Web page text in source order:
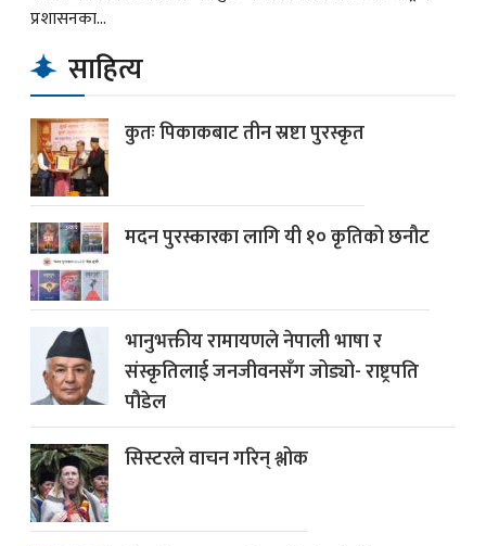
प्रशासनका...
साहित्य
कुतः पिकाकबाट तीन स्रष्टा पुरस्कृत
मदन पुरस्कारका लागि यी १० कृतिको छनौट
भानुभक्तीय रामायणले नेपाली भाषा र
संस्कृतिलाई जनजीवनसँग जोड्यो- राष्ट्रपति
पौडेल
सिस्टरले वाचन गरिन् श्लोक